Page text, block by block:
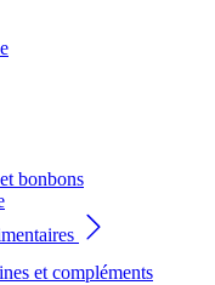
bonbons
et compléments